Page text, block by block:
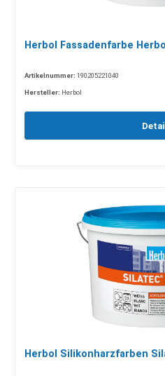
Herbol Fassadenfarbe
Artikelnummer: 190205221040
Hersteller: Herbol
Herbol Silikonharzfarben